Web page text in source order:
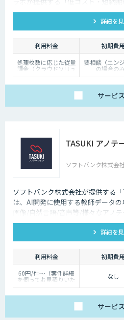
のニーズにピッタリ合った画像AI
200件以上の実績。無料トライアル
心してお任せください！
詳細を
利用料金 初期費用
処理枚数に応じた従量
課金（クラウドソリュ
ーション）、オンプレ
に応じて柔軟に対応し
ます。データ処理のみ
希望する場合は、目安
要相談（エン
の場合のみ
サービ
TASUKI アノテ
ソフトバンク株式会
ソフトバンク株式会社が提供する「
は、AI開発に使用する教師データの
画像/自然言語/音声等/様々なアノ
す。ソフトバンクのAIエンジニア
さくっと頼めて、高品質な成果を
システムを構築しています。
詳細を
利用料金 初期費用
60円/件～（案件詳細
を伺ってお見積りいた
します。）
なし
サービ